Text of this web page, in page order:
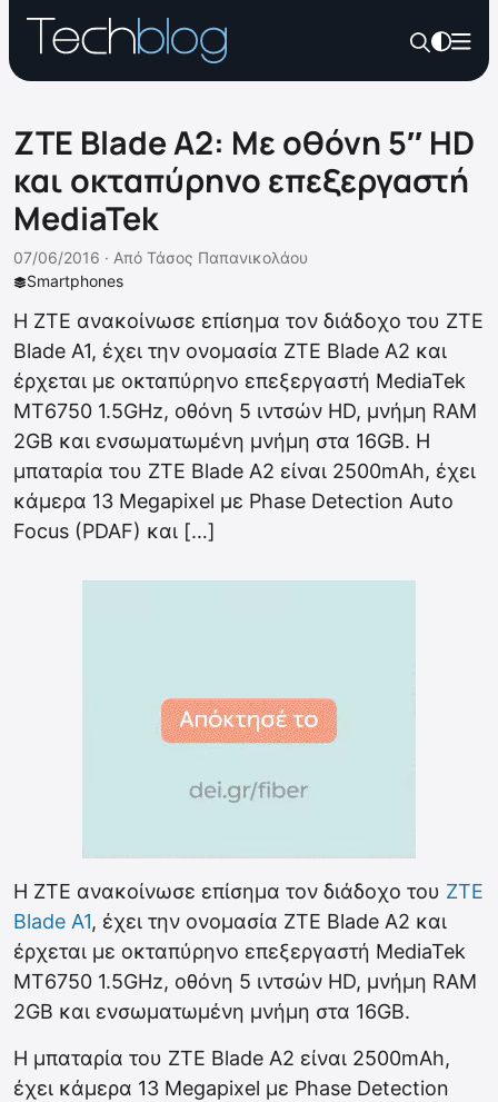
ZTE Blade A2: Με οθόνη 5″ HD
και οκταπύρηνο επεξεργαστή
MediaTek
Smartphones
07/06/2016 · Από Τάσος Παπανικολάου
Η ZTE ανακοίνωσε επίσημα τον διάδοχο του ΖΤΕ
Blade A1, έχει την ονομασία ZTE Blade A2 και
έρχεται με οκταπύρηνο επεξεργαστή MediaTek
MT6750 1.5GHz, οθόνη 5 ιντσών HD, μνήμη RAM
2GB και ενσωματωμένη μνήμη στα 16GB. Η
μπαταρία του ZTE Blade A2 είναι 2500mAh, έχει
κάμερα 13 Megapixel με Phase Detection Auto
Focus (PDAF) και […]
Η ZTE ανακοίνωσε επίσημα τον διάδοχο του ΖΤΕ
Blade A1, έχει την ονομασία ZTE Blade A2 και
έρχεται με οκταπύρηνο επεξεργαστή MediaTek
MT6750 1.5GHz, οθόνη 5 ιντσών HD, μνήμη RAM
2GB και ενσωματωμένη μνήμη στα 16GB.
Η μπαταρία του ZTE Blade A2 είναι 2500mAh,
έχει κάμερα 13 Megapixel με Phase Detection